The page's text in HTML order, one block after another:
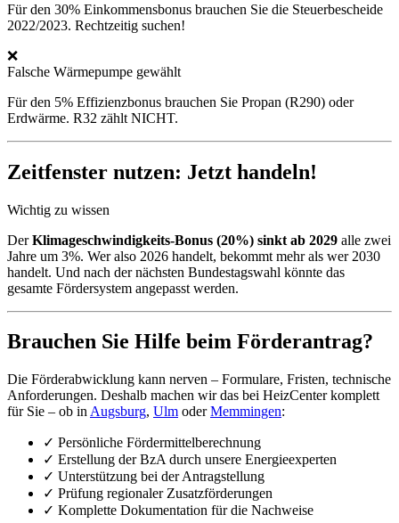
Für den 30% Einkommensbonus brauchen Sie die Steuerbescheide
2022/2023. Rechtzeitig suchen!
❌
Falsche Wärmepumpe gewählt
Für den 5% Effizienzbonus brauchen Sie Propan (R290) oder
Erdwärme. R32 zählt NICHT.
Zeitfenster nutzen: Jetzt handeln!
Wichtig zu wissen
DerKlimageschwindigkeits-Bonus (20%) sinkt ab 2029 alle zwei
Jahre um 3%. Wer also 2026 handelt, bekommt mehr als wer 2030
handelt. Und nach der nächsten Bundestagswahl könnte das
gesamte Fördersystem angepasst werden.
Brauchen Sie Hilfe beim Förderantrag?
Die Förderabwicklung kann nerven – Formulare, Fristen, technische
Anforderungen. Deshalb machen wir das bei HeizCenter komplett
für Sie – ob in Augsburg, Ulm oderMemmingen:
✓ Persönliche Fördermittelberechnung
✓ Erstellung der BzA durch unsere Energieexperten
✓ Unterstützung bei der Antragstellung
✓ Prüfung regionaler Zusatzförderungen
✓ Komplette Dokumentation für die Nachweise